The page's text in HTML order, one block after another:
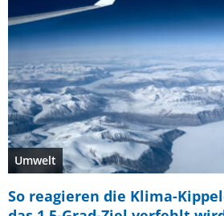
Umwelt
So reagieren die Klima-